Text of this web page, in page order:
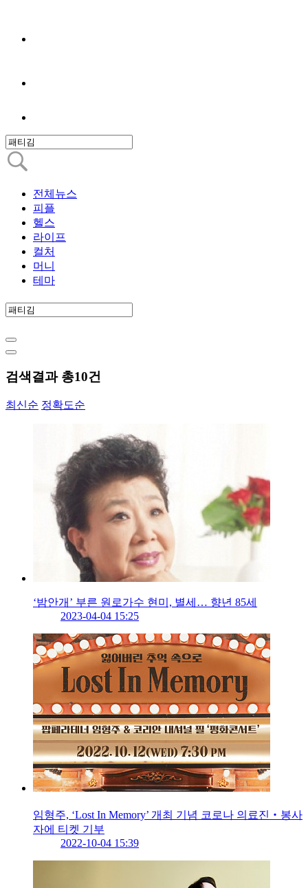
전체뉴스
피플
헬스
라이프
컬처
머니
테마
검색결과 총10건
최신순 정확도순
‘밤안개’ 부른 원로가수 현미, 별세… 향년 85세
2023-04-04 15:25
임형주, ‘Lost In Memory’ 개최 기념 코로나 의료진‧봉사
자에 티켓 기부
2022-10-04 15:39